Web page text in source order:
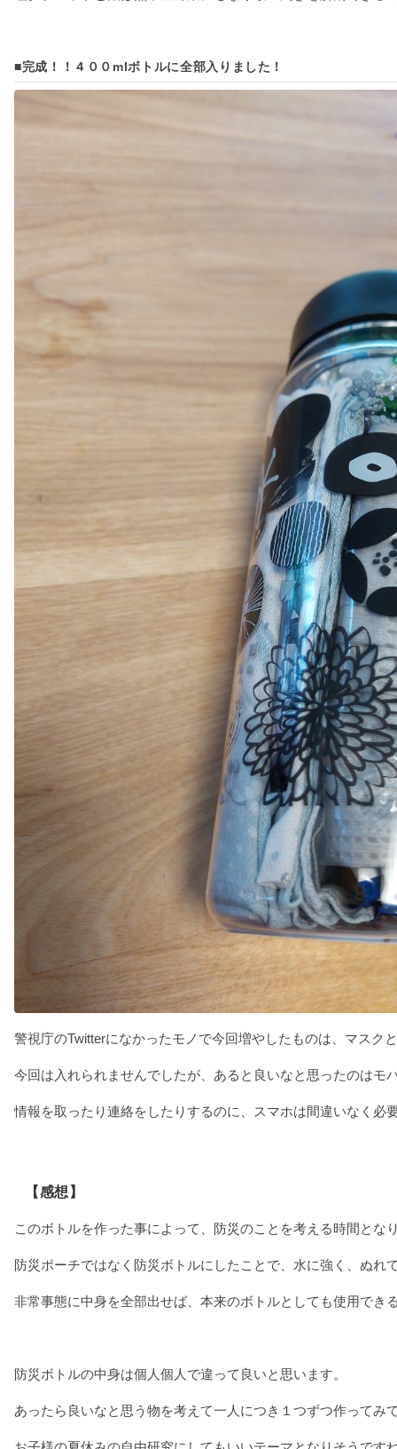
■完成！！４００mlボトルに全部入りました！
警視庁のTwitterになかったモノで今回増やしたものは、マスク
今回は入れられませんでしたが、あると良いなと思ったのはモ
情報を取ったり連絡をしたりするのに、スマホは間違いなく必
【感想】
このボトルを作った事によって、防災のことを考える時間とな
防災ポーチではなく防災ボトルにしたことで、水に強く、ぬれ
非常事態に中身を全部出せば、本来のボトルとしても使用でき
防災ボトルの中身は個人個人で違って良いと思います。
あったら良いなと思う物を考えて一人につき１つずつ作ってみ